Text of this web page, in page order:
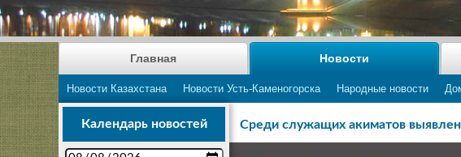
Главная Новости
Новости Казахстана Новости Усть-Каменогорска Народные новости
Календарь новостей Среди служащих акиматов